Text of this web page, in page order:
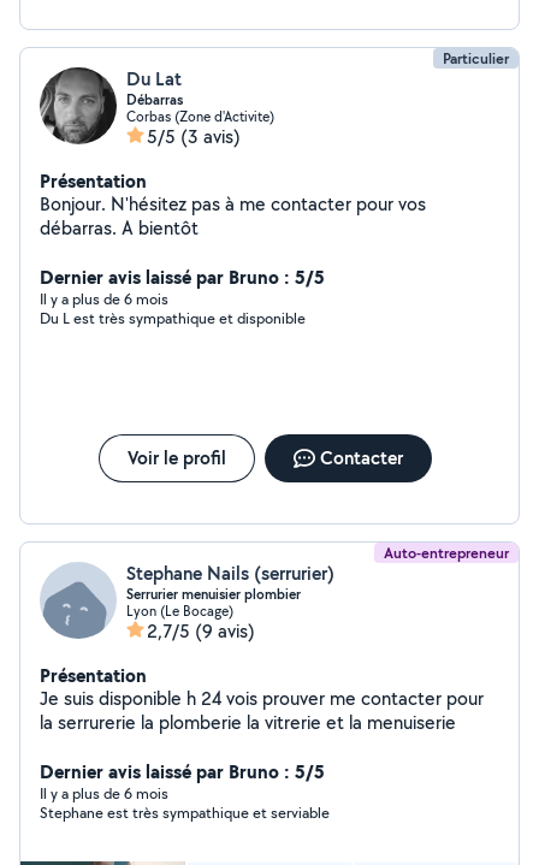
Particulier
Du Lat
Débarras
Corbas (Zone d'Activite)
5/5 (3 avis)
Présentation
Bonjour. N'hésitez pas à me contacter pour vos
débarras. A bientôt
Dernier avis laissé par Bruno : 5/5
Il y a plus de 6 mois
Du L est très sympathique et disponible
Voir le profil Contacter
Auto-entrepreneur
Stephane Nails (serrurier)
Serrurier menuisier plombier
Lyon (Le Bocage)
2,7/5 (9 avis)
Présentation
Je suis disponible h 24 vois prouver me contacter pour
la serrurerie la plomberie la vitrerie et la menuiserie
Dernier avis laissé par Bruno : 5/5
Il y a plus de 6 mois
Stephane est très sympathique et serviable